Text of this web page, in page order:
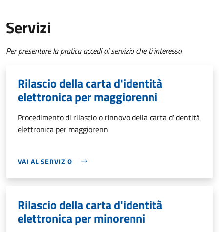
Servizi
Per presentare la pratica accedi al servizio che ti interessa
Rilascio della carta d'identità
elettronica per maggiorenni
Procedimento di rilascio o rinnovo della carta d'identità
elettronica per maggiorenni
VAI AL SERVIZIO
Rilascio della carta d'identità
elettronica per minorenni